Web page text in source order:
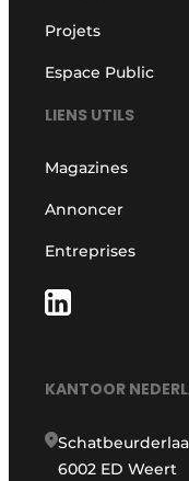
Projets
Espace Public
LIENS UTILS
Magazines
Annoncer
Entreprises
KANTOOR
6002 ED Weert